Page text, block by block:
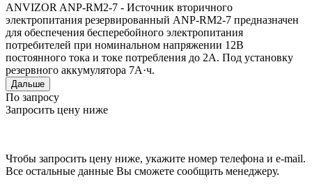
ANVIZOR ANP-RM2-7 - Источник вторичного
электропитания резервированный ANP-RM2-7 предназначен
для обеспечения бесперебойного электропитания
потребителей при номинальном напряжении 12В
постоянного тока и токе потребления до 2А. Под установку
резервного аккумулятора 7А·ч.
Дальше
По запросу
Запросить цену ниже
Чтобы запросить цену ниже, укажите номер телефона и e-mail.
Все остальные данные Вы сможете сообщить менеджеру.